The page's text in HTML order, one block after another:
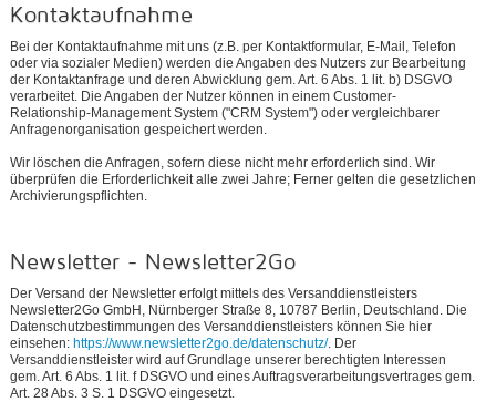
Kontaktaufnahme
Bei der Kontaktaufnahme mit uns (z.B. per Kontaktformular, E-Mail, Telefon
oder via sozialer Medien) werden die Angaben des Nutzers zur Bearbeitung
der Kontaktanfrage und deren Abwicklung gem. Art. 6 Abs. 1 lit. b) DSGVO
verarbeitet. Die Angaben der Nutzer können in einem Customer-
Relationship-Management System ("CRM System") oder vergleichbarer
Anfragenorganisation gespeichert werden.
Wir löschen die Anfragen, sofern diese nicht mehr erforderlich sind. Wir
überprüfen die Erforderlichkeit alle zwei Jahre; Ferner gelten die gesetzlichen
Archivierungspflichten.
Newsletter - Newsletter2Go
Der Versand der Newsletter erfolgt mittels des Versanddienstleisters
Newsletter2Go GmbH, Nürnberger Straße 8, 10787 Berlin, Deutschland. Die
Datenschutzbestimmungen des Versanddienstleisters können Sie hier
einsehen: https://www.newsletter2go.de/datenschutz/. Der
Versanddienstleister wird auf Grundlage unserer berechtigten Interessen
gem. Art. 6 Abs. 1 lit. f DSGVO und eines Auftragsverarbeitungsvertrages gem.
Art. 28 Abs. 3 S. 1 DSGVO eingesetzt.